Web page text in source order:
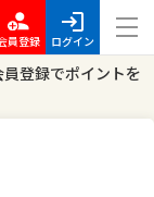
員登録 ログイン
登録でポイントを